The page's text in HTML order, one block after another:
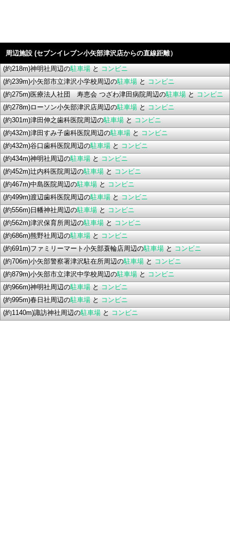
周辺施設 (セブンイレブン小矢部津沢店からの直線距離）
(約218m)神明社周辺の駐車場 と コンビニ
(約239m)小矢部市立津沢小学校周辺の駐車場 と コンビニ
(約275m)医療法人社団 寿恵会 つざわ津田病院周辺の駐車場 と コンビニ
(約278m)ローソン小矢部津沢店周辺の駐車場 と コンビニ
(約301m)津田伸之歯科医院周辺の駐車場 と コンビニ
(約432m)津田すみ子歯科医院周辺の駐車場 と コンビニ
(約432m)谷口歯科医院周辺の駐車場 と コンビニ
(約434m)神明社周辺の駐車場 と コンビニ
(約452m)辻内科医院周辺の駐車場 と コンビニ
(約467m)中島医院周辺の駐車場 と コンビニ
(約499m)渡辺歯科医院周辺の駐車場 と コンビニ
(約556m)日幡神社周辺の駐車場 と コンビニ
(約562m)津沢保育所周辺の駐車場 と コンビニ
(約686m)熊野社周辺の駐車場 と コンビニ
(約691m)ファミリーマート小矢部蓑輪店周辺の駐車場 と コンビニ
(約706m)小矢部警察署津沢駐在所周辺の駐車場 と コンビニ
(約879m)小矢部市立津沢中学校周辺の駐車場 と コンビニ
(約966m)神明社周辺の駐車場 と コンビニ
(約995m)春日社周辺の駐車場 と コンビニ
(約1140m)諏訪神社周辺の駐車場 と コンビニ